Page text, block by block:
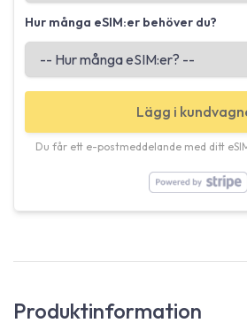
Hur många eSIM:er behöver du?
Lägg i
Du får ett e-postmeddelande med ditt
Produktinformation